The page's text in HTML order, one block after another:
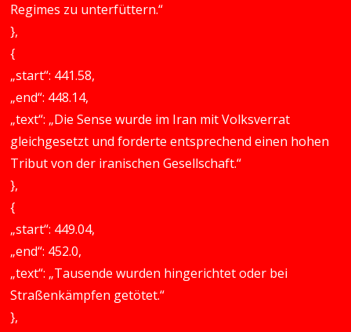
Regimes zu unterfüttern.“
},
{
„start“: 441.58,
„end“: 448.14,
„text“: „Die Sense wurde im Iran mit Volksverrat
gleichgesetzt und forderte entsprechend einen hohen
Tribut von der iranischen Gesellschaft.“
},
{
„start“: 449.04,
„end“: 452.0,
„text“: „Tausende wurden hingerichtet oder bei
Straßenkämpfen getötet.“
},